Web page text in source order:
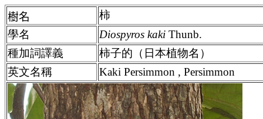
樹名
柿
學名
Diospyros kaki Thunb.
種加詞譯義
柿子的（日本植物名）
英文名稱
Kaki Persimmon , Persimmon